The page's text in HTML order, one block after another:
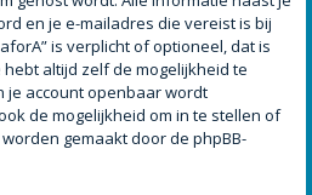
en je e-mailadres die vereist is bij
is verplicht of optioneel, dat is
hebt altijd zelf de mogelijkheid te
account openbaar wordt
de mogelijkheid om in te stellen of
gemaakt door de phpBB-